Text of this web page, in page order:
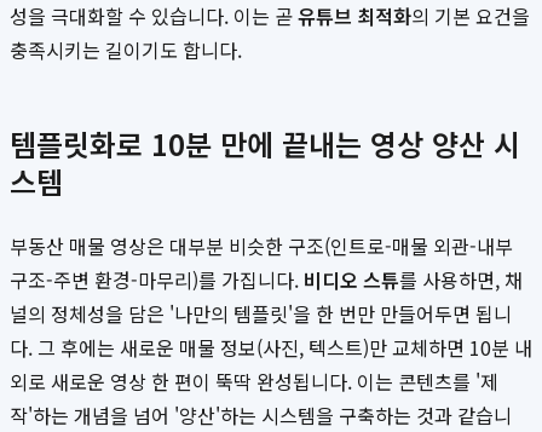
성을 극대화할 수 있습니다. 이는 곧유튜브 최적화의 기본 요건을
충족시키는 길이기도 합니다.
템플릿화로 10분 만에 끝내는 영상 양산 시
스템
부동산 매물 영상은 대부분 비슷한 구조(인트로-매물 외관-내부
구조-주변 환경-마무리)를 가집니다. 비디오 스튜를 사용하면, 채
널의 정체성을 담은 '나만의 템플릿'을 한 번만 만들어두면 됩니
다. 그 후에는 새로운 매물 정보(사진, 텍스트)만 교체하면 10분 내
외로 새로운 영상 한 편이 뚝딱 완성됩니다. 이는 콘텐츠를 '제
작'하는 개념을 넘어 '양산'하는 시스템을 구축하는 것과 같습니